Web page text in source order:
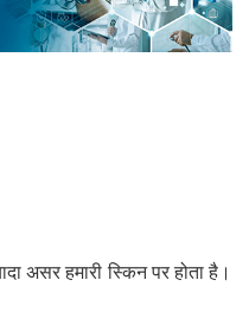
असर हमारी स्किन पर होता है।